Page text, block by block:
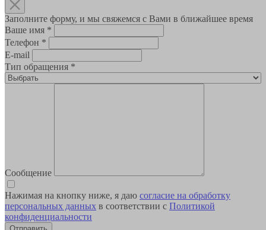
Заполните форму, и мы свяжемся с Вами в ближайшее время
Ваше имя *
Телефон *
E-mail
Тип обращения *
Сообщение
Нажимая на кнопку ниже, я даю согласие на обработку
персональных данных в соответствии с Политикой
конфиденциальности